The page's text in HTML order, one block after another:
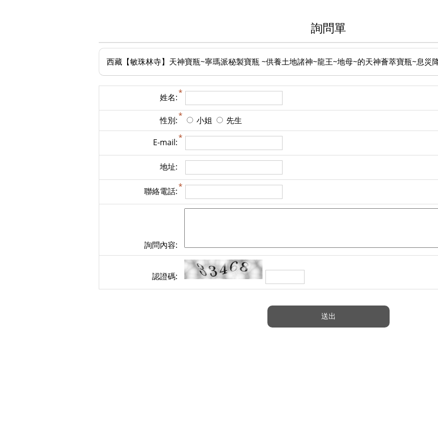
詢問單
西藏【敏珠林寺】天神寶瓶~寧瑪派秘製寶瓶 ~供養土地諸神~龍王~地母~的天神薈萃寶瓶~息災
姓名:
性別: 小姐 先生
E-mail:
地址:
聯絡電話:
詢問內容:
認證碼: